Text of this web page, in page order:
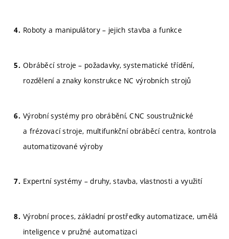
Roboty a manipulátory – jejich stavba a funkce
Obráběcí stroje – požadavky, systematické třídění,
rozdělení a znaky konstrukce NC výrobních strojů
Výrobní systémy pro obrábění, CNC soustružnické
a frézovací stroje, multifunkční obráběcí centra, kontrola
automatizované výroby
Expertní systémy – druhy, stavba, vlastnosti a využití
Výrobní proces, základní prostředky automatizace, umělá
inteligence v pružné automatizaci